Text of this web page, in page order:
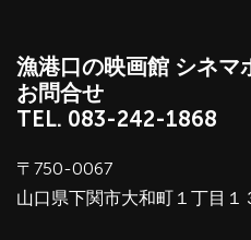
漁港口の映画館 シネマ
お問合せ
TEL. 083-242-1868
〒750-0067
山口県下関市大和町１丁目１